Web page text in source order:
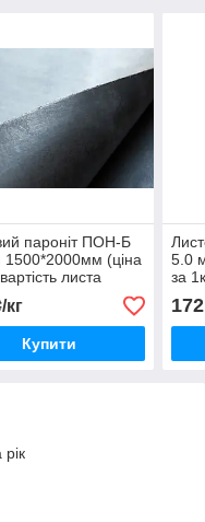
пароніт ПОН-Б
(ціна
листа
Купити
5.0
за
172